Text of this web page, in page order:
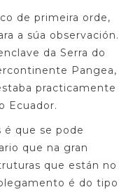
de primeira orde,
a súa observación.
da Serra do
Pangea,
practicamente
Ecuador.
é que se pode
que na gran
que están no
é do tipo